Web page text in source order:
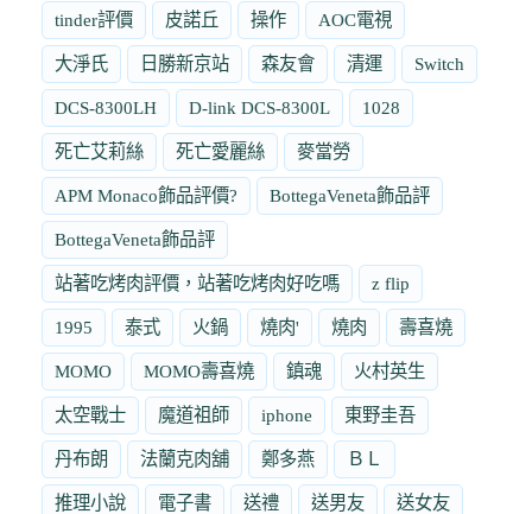
tinder評價 皮諾丘 操作 AOC電視
大淨氏 日勝新京站 森友會 清運 Switch
DCS-8300LH D-link DCS-8300L 1028
死亡艾莉絲 死亡愛麗絲 麥當勞
APM Monaco飾品評價? BottegaVeneta飾品評
BottegaVeneta飾品評
站著吃烤肉評價，站著吃烤肉好吃嗎 z flip
1995 泰式 火鍋 燒肉' 燒肉 壽喜燒
MOMO MOMO壽喜燒 鎮魂 火村英生
太空戰士 魔道祖師 iphone 東野圭吾
丹布朗 法蘭克肉舖 鄭多燕 ＢＬ
推理小說 電子書 送禮 送男友 送女友